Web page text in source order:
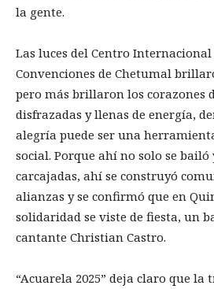
la gente.
Las luces del Centro Internacional
Convenciones de Chetumal
pero más brillaron los corazones
disfrazadas y llenas de energía,
alegría puede ser una
social. Porque ahí no solo se bailó
carcajadas, ahí se construyó
alianzas y se confirmó que en
solidaridad se viste de fiesta, un
cantante Christian Castro.
“Acuarela 2025” deja claro que la